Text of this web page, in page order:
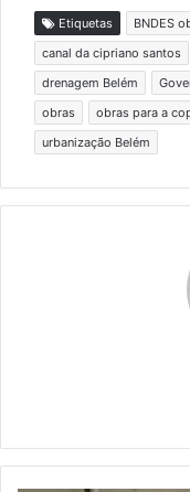
Etiquetas BNDES
canal da cipriano santos
drenagem Belém
obras
obras para a
urbanização Belém